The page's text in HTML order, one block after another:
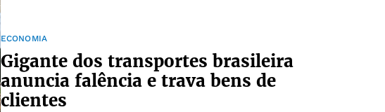
ECONOMIA
Gigante dos transportes brasileira
anuncia falência e trava bens de
clientes